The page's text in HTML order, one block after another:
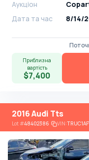
Аукціон
Дата та час
8/14/
Приблизна
вартість
$7,400
2016 Audi Tts
Lot#48402386 VIN: